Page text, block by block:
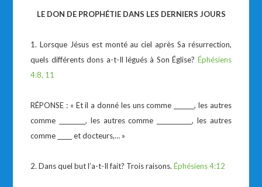
LE DON DE PROPHÉTIE DANS LES DERNIERS JOURS
1. Lorsque Jésus est monté au ciel après Sa résurrection,
quels différents dons a-t-Il légués à Son Église? Éphésiens
4:8, 11
RÉPONSE : « Et il a donné les uns comme _______, les autres
comme _________, les autres comme ____________, les autres
comme _____ et docteurs,… »
2. Dans quel but l’a-t-Il fait? Trois raisons.Éphésiens 4:12